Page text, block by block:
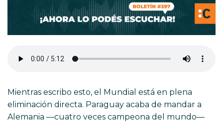
Mientras escribo esto, el Mundial está en plena
eliminación directa. Paraguay acaba de mandar a
Alemania —cuatro veces campeona del mundo—